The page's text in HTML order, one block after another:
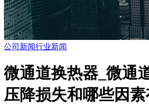
公司新闻行业新闻
微通道换热器_微通
压降损失和哪些因素